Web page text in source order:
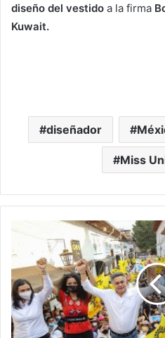
diseño del vestido a la firma
Kuwait.
diseñador
Miss
Bienvenidos
Quienes
Suman
Por
Un
Mejor
Michoacán